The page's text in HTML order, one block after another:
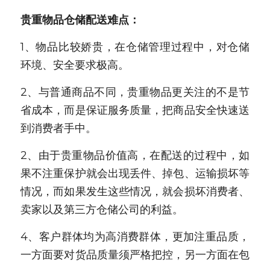
贵重物品仓储配送难点：
1、物品比较娇贵，在仓储管理过程中，对仓储
环境、安全要求极高。
2、与普通商品不同，贵重物品更关注的不是节
省成本，而是保证服务质量，把商品安全快速送
到消费者手中。
2、由于贵重物品价值高，在配送的过程中，如
果不注重保护就会出现丢件、掉包、运输损坏等
情况，而如果发生这些情况，就会损坏消费者、
卖家以及第三方仓储公司的利益。
4、客户群体均为高消费群体，更加注重品质，
一方面要对货品质量须严格把控，另一方面在包